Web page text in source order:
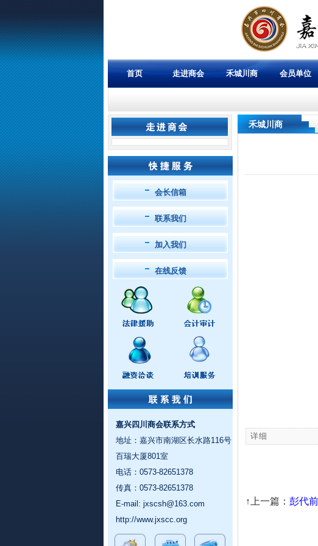
首页 走进商会 禾城川商 会员单位
会长信箱
联系我们
加入我们
在线反馈
嘉兴四川商会联系方式
地址：嘉兴市南湖区长水路116号
百瑞大厦801室
电话：0573-82651378
传真：0573-82651378
E-mail: jxscsh@163.com
http://www.jxscc.org
禾城川商
详细
↑上一篇： 彭代前